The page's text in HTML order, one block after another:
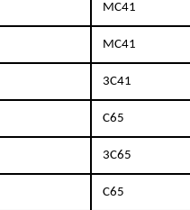
MC41
MC41
3C41
C65
3C65
C65